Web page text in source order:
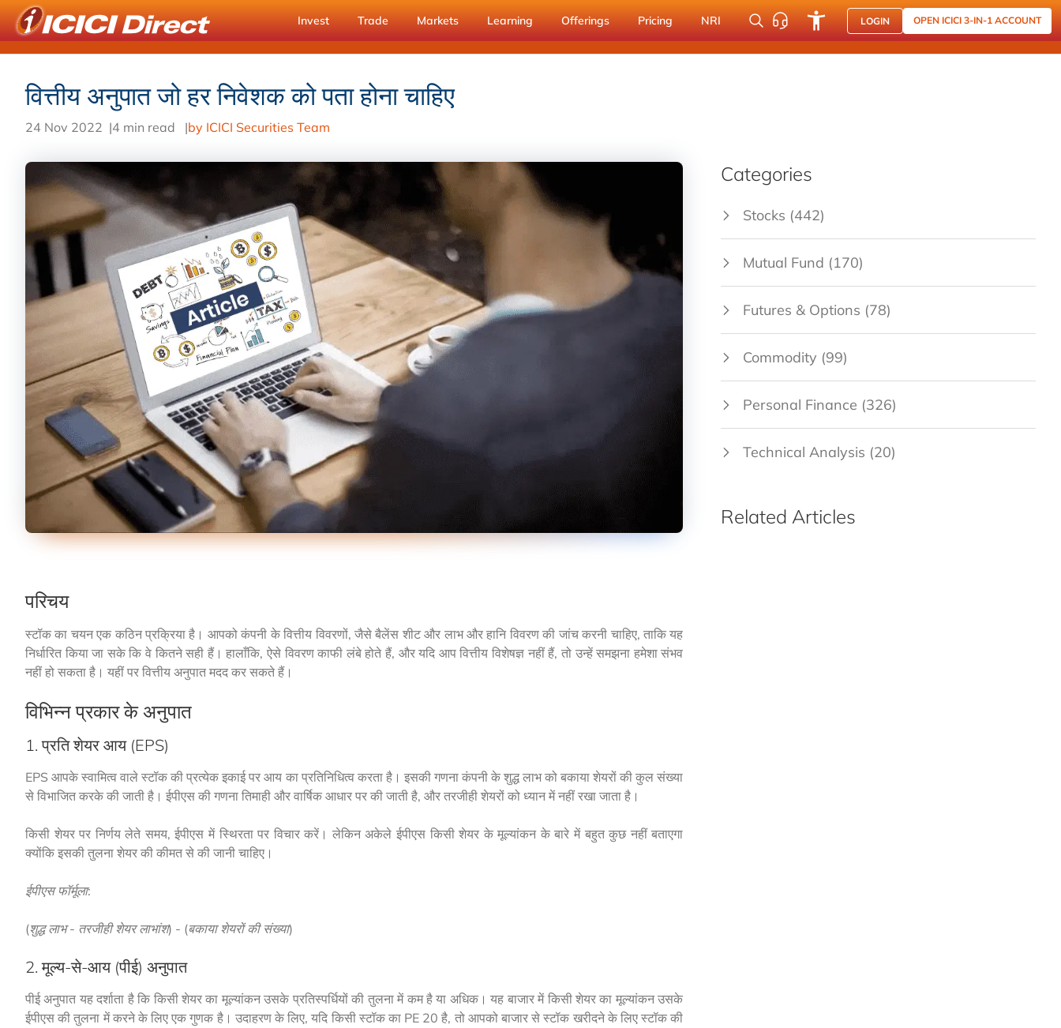
Invest Trade Markets Learning Offerings Pricing NRI LOGIN OPEN ICICI 3-IN-1 ACCOUNT
वित्तीय अनुपात जो हर निवेशक को पता होना चाहिए
24 Nov 2022 |4 min read |by ICICI Securities Team
परिचय
स्टॉक का चयन एक कठिन प्रक्रिया है। आपको कंपनी के वित्तीय विवरणों, जैसे बैलेंस शीट और लाभ और हानि विवरण की जांच करनी चाहिए, ताकि यह
निर्धारित किया जा सके कि वे कितने सही हैं। हालाँकि, ऐसे विवरण काफी लंबे होते हैं, और यदि आप वित्तीय विशेषज्ञ नहीं हैं, तो उन्हें समझना हमेशा संभव
नहीं हो सकता है। यहीं पर वित्तीय अनुपात मदद कर सकते हैं।
विभिन्न प्रकार के अनुपात
1. प्रति शेयर आय (EPS)
EPS आपके स्वामित्व वाले स्टॉक की प्रत्येक इकाई पर आय का प्रतिनिधित्व करता है। इसकी गणना कंपनी के शुद्ध लाभ को बकाया शेयरों की कुल संख्या
से विभाजित करके की जाती है। ईपीएस की गणना तिमाही और वार्षिक आधार पर की जाती है, और तरजीही शेयरों को ध्यान में नहीं रखा जाता है।
किसी शेयर पर निर्णय लेते समय, ईपीएस में स्थिरता पर विचार करें। लेकिन अकेले ईपीएस किसी शेयर के मूल्यांकन के बारे में बहुत कुछ नहीं बताएगा
क्योंकि इसकी तुलना शेयर की कीमत से की जानी चाहिए।
ईपीएस फॉर्मूला:
(शुद्ध लाभ - तरजीही शेयर लाभांश) - (बकाया शेयरों की संख्या)
2. मूल्य-से-आय (पीई) अनुपात
पीई अनुपात यह दर्शाता है कि किसी शेयर का मूल्यांकन उसके प्रतिस्पर्धियों की तुलना में कम है या अधिक। यह बाजार में किसी शेयर का मूल्यांकन उसके
ईपीएस की तुलना में करने के लिए एक गुणक है। उदाहरण के लिए, यदि किसी स्टॉक का PE 20 है, तो आपको बाजार से स्टॉक खरीदने के लिए स्टॉक की
Categories
Stocks (442)
Mutual Fund (170)
Futures & Options (78)
Commodity (99)
Personal Finance (326)
Technical Analysis (20)
Related Articles